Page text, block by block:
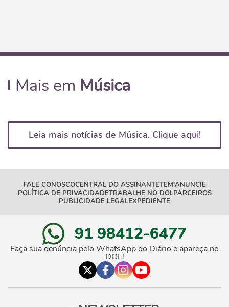
Mais em Música
Leia mais notícias de Música. Clique aqui!
FALE CONOSCOCENTRAL DO ASSINANTETEM!ANUNCIE
POLÍTICA DE PRIVACIDADETRABALHE NO DOLPARCEIROS
PUBLICIDADE LEGALEXPEDIENTE
91 98412-6477
Faça sua denúncia pelo WhatsApp do Diário e apareça no
DOL!